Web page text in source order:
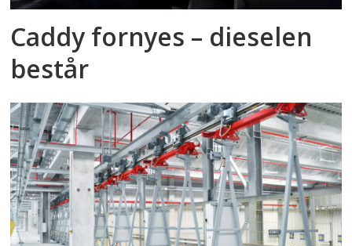
Caddy fornyes – dieselen
består